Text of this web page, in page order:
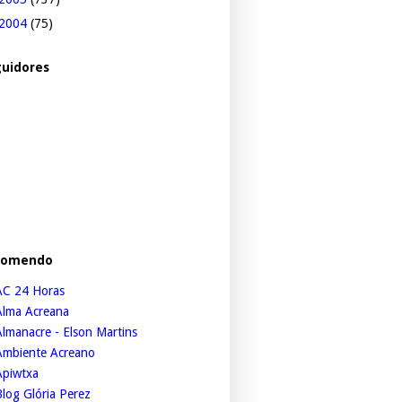
2004 (75)
24 Horas
Acreana
- Elson Martins
Acreano
Glória Perez